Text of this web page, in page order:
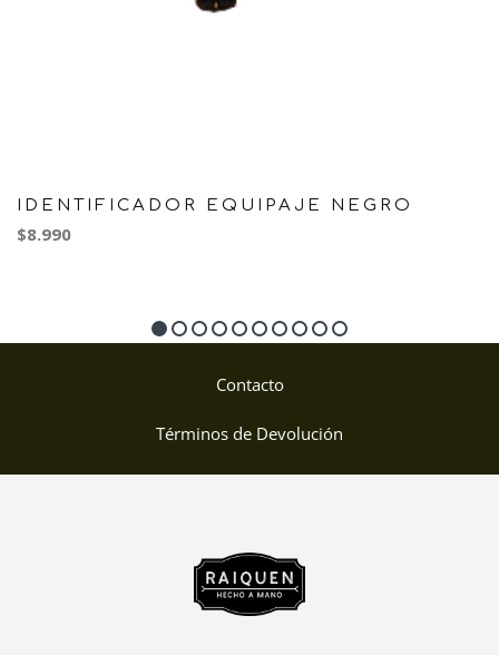
IDENTIFICADOR EQUIPAJE NEGRO
$8.990
Contacto
Términos de Devolución